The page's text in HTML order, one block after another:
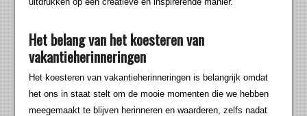
Het belang van het koesteren van
vakantieherinneringen
Het koesteren van vakantieherinneringen is belangrijk omdat
het ons in staat stelt om de mooie momenten die we hebben
meegemaakt te blijven herinneren en waarderen, zelfs nadat